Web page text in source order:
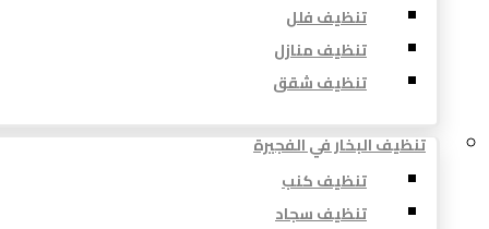
تنظيف فلل
تنظيف منازل
تنظيف شقق
تنظيف البخار في الفجيرة
تنظيف كنب
تنظيف سجاد